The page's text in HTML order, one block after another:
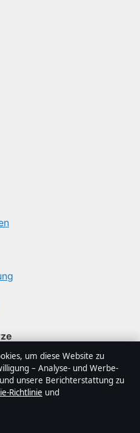
digitaler
auf Politik, Wirtschaft,
Jeder Artikel
Redakteur geprüft und
um diese Website zu
– Analyse- und Werbe-
unsere Berichterstattung zu
Richtlinie und